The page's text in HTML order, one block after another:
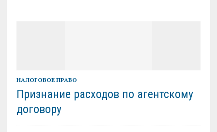
НАЛОГОВОЕ ПРАВО
Признание расходов по агентскому
договору